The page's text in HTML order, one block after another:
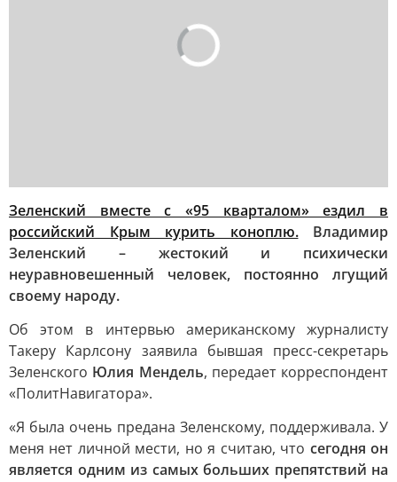
Зеленский вместе с «95 кварталом» ездил в
российский Крым курить коноплю.Владимир
Зеленский – жестокий и психически
неуравновешенный человек, постоянно лгущий
своему народу.
Об этом в интервью американскому журналисту
Такеру Карлсону заявила бывшая пресс-секретарь
Зеленского Юлия Мендель, передает корреспондент
«ПолитНавигатора».
«Я была очень предана Зеленскому, поддерживала. У
меня нет личной мести, но я считаю, что сегодня он
является одним из самых больших препятствий на